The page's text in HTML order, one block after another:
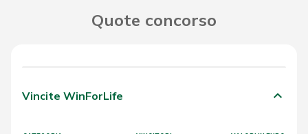
Quote concorso
Vincite WinForLife keyboard_arrow_down